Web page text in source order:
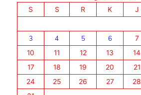
S
S R K J
3
4 5 6 7
10
11 12 13 14
17
18 19 20 21
24
25 26 27 28